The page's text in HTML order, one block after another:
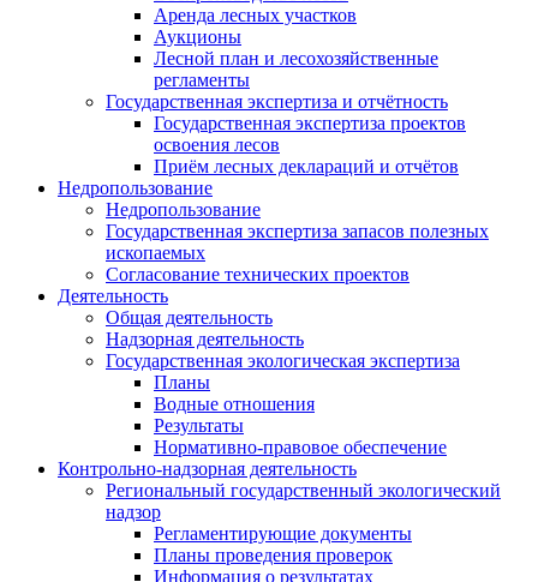
Аренда лесных участков
Аукционы
Лесной план и лесохозяйственные
регламенты
Государственная экспертиза и отчётность
Государственная экспертиза проектов
освоения лесов
Приём лесных деклараций и отчётов
Недропользование
Недропользование
Государственная экспертиза запасов полезных
ископаемых
Согласование технических проектов
Деятельность
Общая деятельность
Надзорная деятельность
Государственная экологическая экспертиза
Планы
Водные отношения
Результаты
Нормативно-правовое обеспечение
Контрольно-надзорная деятельность
Региональный государственный экологический
надзор
Регламентирующие документы
Планы проведения проверок
Информация о результатах